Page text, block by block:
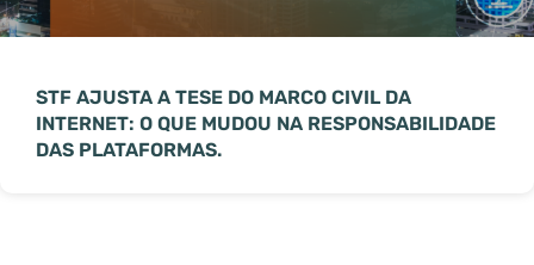
STF AJUSTA A TESE DO MARCO CIVIL DA
INTERNET: O QUE MUDOU NA RESPONSABILIDADE
DAS PLATAFORMAS.